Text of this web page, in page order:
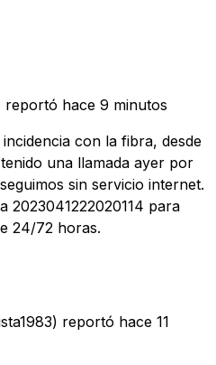
reportó hace 9 minutos
con la fibra, desde
una llamada ayer por
sin servicio internet.
2023041222020114 para
24/72 horas.
reportó hace 11